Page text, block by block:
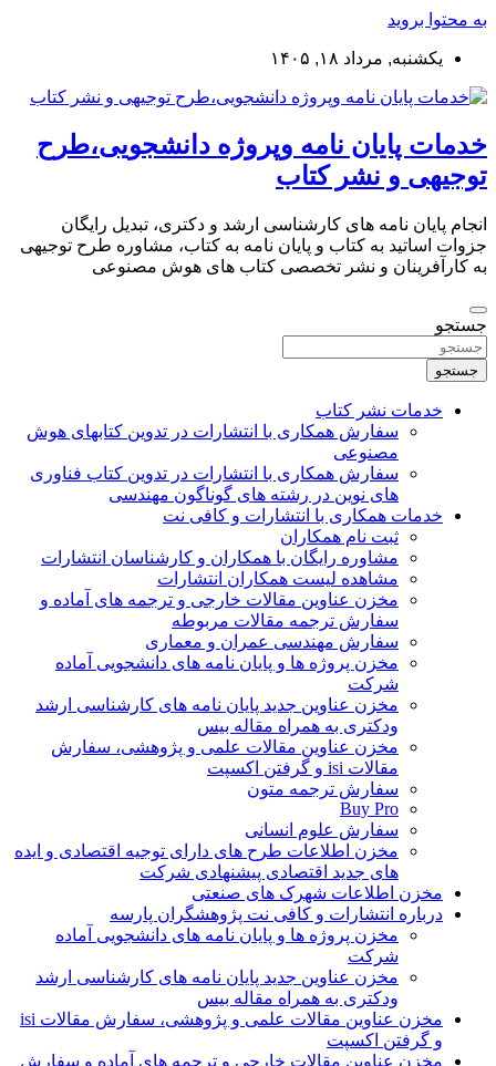
به محتوا بروید
یکشنبه, مرداد ۱۸, ۱۴۰۵
خدمات پایان نامه وپروژه دانشجویی،طرح
توجیهی و نشر کتاب
انجام پایان نامه های کارشناسی ارشد و دکتری، تبدیل رایگان
جزوات اساتید به کتاب و پایان نامه به کتاب، مشاوره طرح توجیهی
به کارآفرینان و نشر تخصصی کتاب های هوش مصنوعی
جستجو
جستجو
خدمات نشر کتاب
سفارش همکاری با انتشارات در تدوین کتابهای هوش
مصنوعی
سفارش همکاری با انتشارات در تدوین کتاب فناوری
های نوین در رشته های گوناگون مهندسی
خدمات همکاری با انتشارات و کافی نت
ثبت نام همکاران
مشاوره رایگان با همکاران و کارشناسان انتشارات
مشاهده لیست همکاران انتشارات
مخزن عناوین مقالات خارجی و ترجمه های آماده و
سفارش ترجمه مقالات مربوطه
سفارش مهندسی عمران و معماری
مخزن پروژه ها و پایان نامه های دانشجویی آماده
شرکت
مخزن عناوین جدید پایان نامه های کارشناسی ارشد
ودکتری به همراه مقاله بیس
مخزن عناوین مقالات علمی و پژوهشی، سفارش
مقالات isi و گرفتن اکسپت
سفارش ترجمه متون
Buy Pro
سفارش علوم انسانی
مخزن اطلاعات طرح های دارای توجیه اقتصادی و ایده
های جدید اقتصادی پیشنهادی شرکت
مخزن اطلاعات شهرک های صنعتی
درباره انتشارات و کافی نت پژوهشگران پارسه
مخزن پروژه ها و پایان نامه های دانشجویی آماده
شرکت
مخزن عناوین جدید پایان نامه های کارشناسی ارشد
ودکتری به همراه مقاله بیس
مخزن عناوین مقالات علمی و پژوهشی، سفارش مقالات isi
و گرفتن اکسپت
مخزن عناوین مقالات خارجی و ترجمه های آماده و سفارش